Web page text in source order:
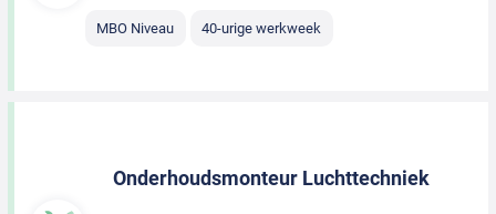
MBO Niveau 40-urige werkweek
Onderhoudsmonteur Luchttechniek